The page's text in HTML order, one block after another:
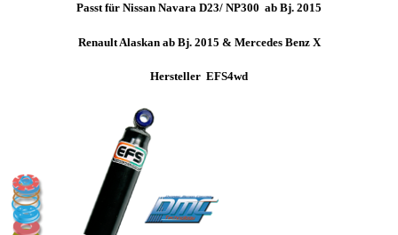
Passt für Nissan Navara D23/ NP300 ab Bj. 2015
Renault Alaskan ab Bj. 2015 & Mercedes Benz X
Hersteller EFS4wd